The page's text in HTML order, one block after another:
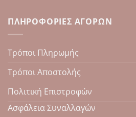
ΠΛΗΡΟΦΟΡΊΕΣ ΑΓΟΡΏΝ
Τρόποι Πληρωμής
Τρόποι Αποστολής
Πολιτική Επιστροφών
Ασφάλεια Συναλλαγών